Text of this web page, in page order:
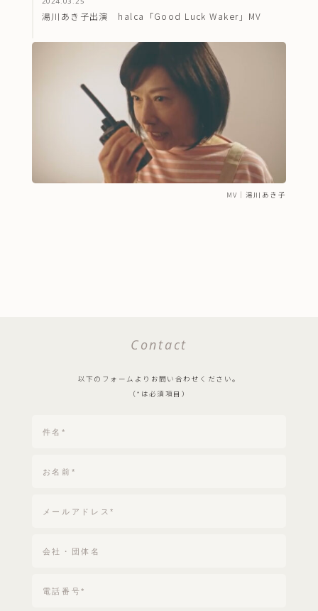
湯川あき子出演 halca「Good Luck Waker」MV
MV ｜ 湯川あき子
Contact
以下のフォームよりお問い合わせください。
（*は必須項目）